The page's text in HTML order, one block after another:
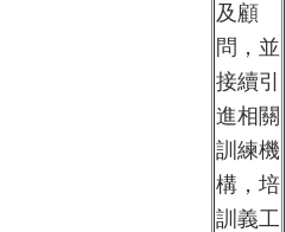
及顧
問，並
接續引
進相關
訓練機
構，培
訓義工